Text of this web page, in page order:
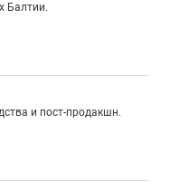
Балтии.
и пост-продакшн.